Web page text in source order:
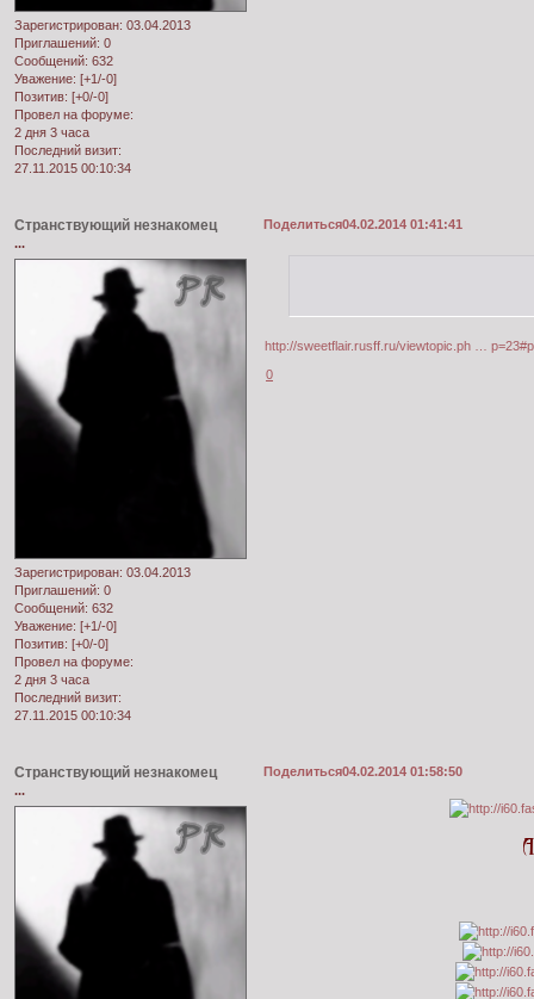
Зарегистрирован: 03.04.2013
Приглашений: 0
Сообщений: 632
Уважение: [+1/-0]
Позитив: [+0/-0]
Провел на форуме:
2 дня 3 часа
Последний визит:
27.11.2015 00:10:34
Поделиться04.02.2014 01:41:41
Странствующий незнакомец
...
Зарегистрирован: 03.04.2013
Приглашений: 0
Сообщений: 632
Уважение: [+1/-0]
Позитив: [+0/-0]
Провел на форуме:
2 дня 3 часа
Последний визит:
27.11.2015 00:10:34
http://sweetflair.rusff.ru/viewtopic.ph …
0
Поделиться04.02.2014 01:58:50
Странствующий незнакомец
...